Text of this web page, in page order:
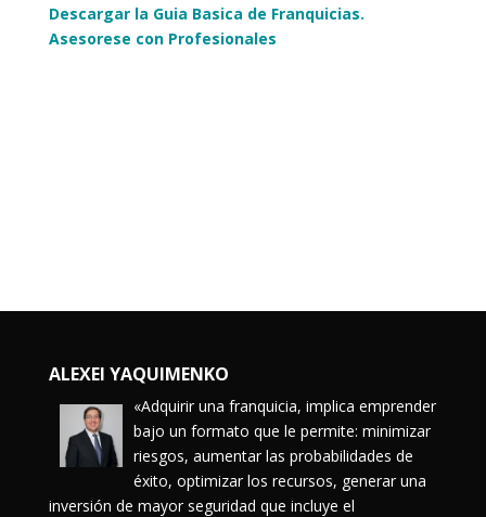
Descargar la Guia Basica de Franquicias.
Asesorese con Profesionales
ALEXEI YAQUIMENKO
«Adquirir una franquicia, implica emprender
bajo un formato que le permite: minimizar
riesgos, aumentar las probabilidades de
éxito, optimizar los recursos, generar una
inversión de mayor seguridad que incluye el